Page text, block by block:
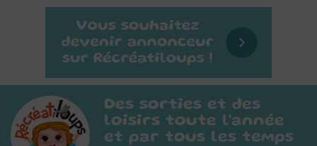
Des sorties et des
loisirs toute l'année
et par tous les temps